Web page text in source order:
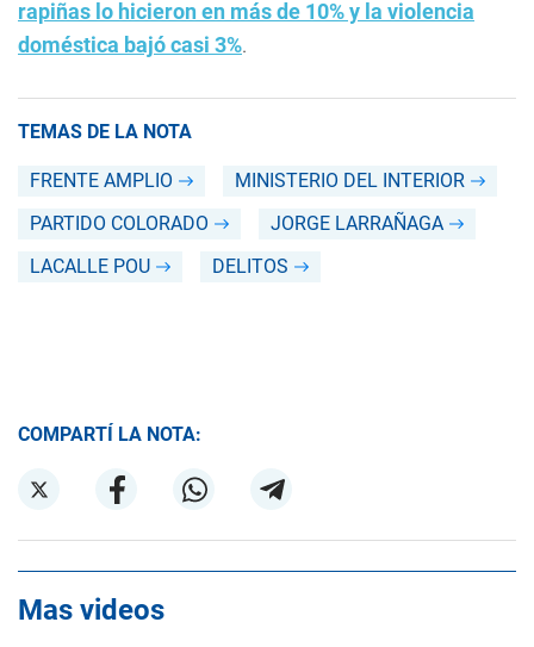
rapiñas lo hicieron en más de 10% y la violencia
doméstica bajó casi 3%.
TEMAS DE LA NOTA
FRENTE AMPLIO
MINISTERIO DEL INTERIOR
PARTIDO COLORADO
JORGE LARRAÑAGA
LACALLE POU
DELITOS
COMPARTÍ LA NOTA:
Mas videos